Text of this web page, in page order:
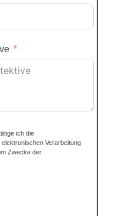
ich die
Verarbeitung
Zwecke der